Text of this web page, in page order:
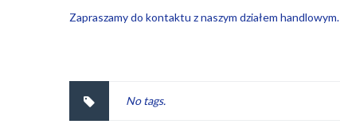
Zapraszamy do kontaktu z naszym działem handlowym.
No tags.